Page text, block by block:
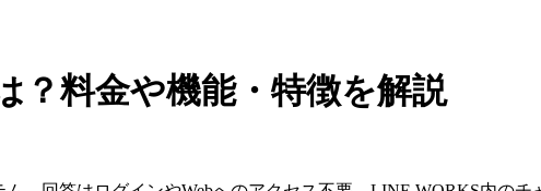
？料金や機能・特徴を解説